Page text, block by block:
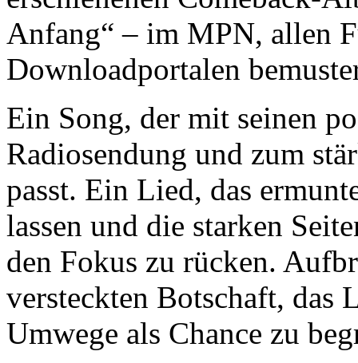
Anfang“ – im MPN, allen
Downloadportalen
Ein Song, der mit seinen
Radiosendung und zum
passt. Ein Lied, das
lassen und die starken
den Fokus zu rücken.
versteckten Botschaft, das
Umwege als Chance zu